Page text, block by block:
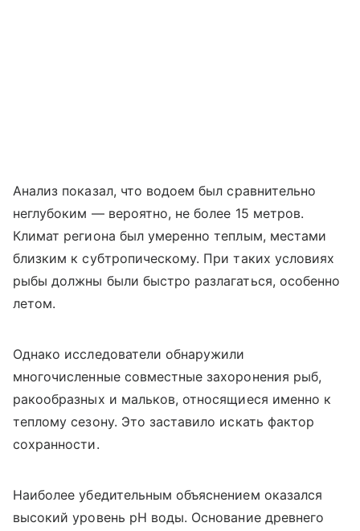
Анализ показал, что водоем был сравнительно
неглубоким — вероятно, не более 15 метров.
Климат региона был умеренно теплым, местами
близким к субтропическому. При таких условиях
рыбы должны были быстро разлагаться, особенно
летом.
Однако исследователи обнаружили
многочисленные совместные захоронения рыб,
ракообразных и мальков, относящиеся именно к
теплому сезону. Это заставило искать фактор
сохранности.
Наиболее убедительным объяснением оказался
высокий уровень pH воды. Основание древнего